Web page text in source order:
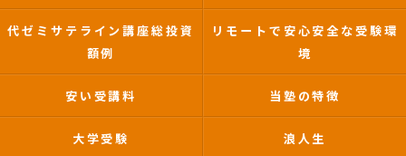
代ゼミサテライン講座総投資
額例
リモートで安心安全な受験環
境
安い受講料 当塾の特徴
大学受験 浪人生